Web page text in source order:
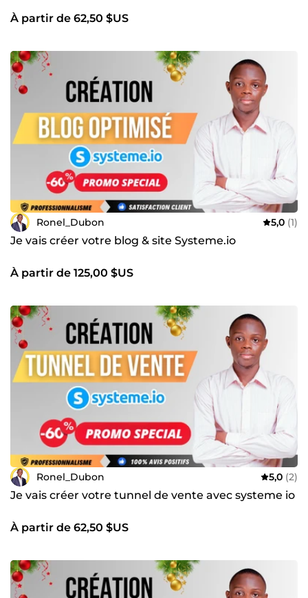
attentes. 💬 Envie de donner vie à votre projet digital ?
en résultats concrets. Ensemble, construisons un site et un
tunnel de vente qui travaillent pour vous — 24h/24.
À partir de 62,50 $US
Ronel_Dubon 5,0 (1)
Je vais créer votre blog & site Systeme.io
À partir de 125,00 $US
Ronel_Dubon 5,0 (2)
Je vais créer votre tunnel de vente avec systeme io
À partir de 62,50 $US